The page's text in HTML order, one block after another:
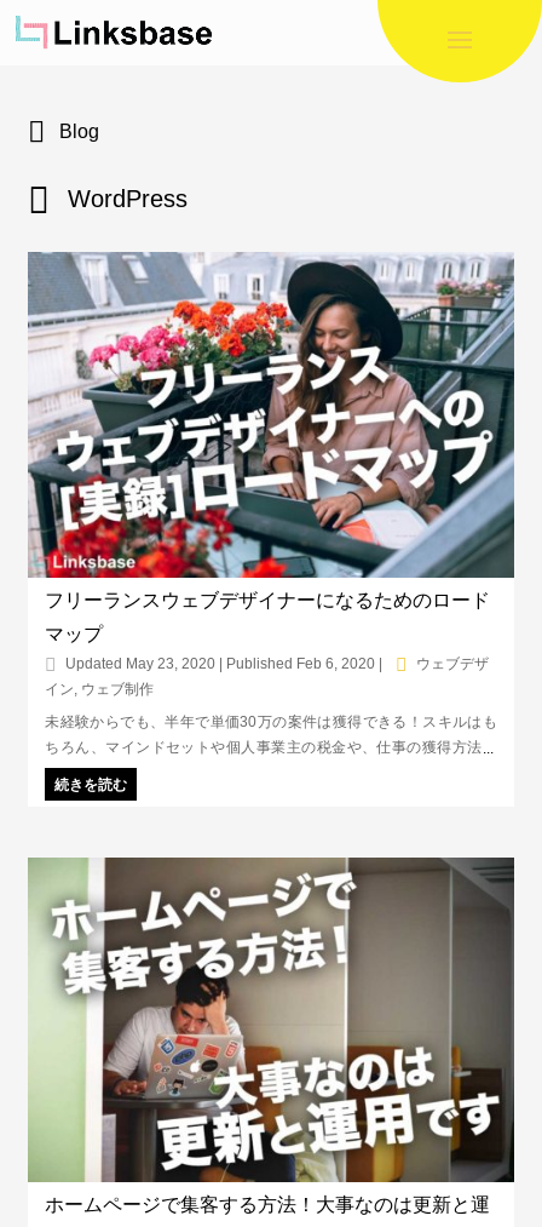
Blog
WordPress
フリーランスウェブデザイナーになるためのロード
マップ
Updated May 23, 2020 | Published Feb 6, 2020 |
ウェブデザ
イン ウェブ制作
未経験からでも、半年で単価30万の案件は獲得できる！スキルはも
ちろん、マインドセットや個人事業主の税金や、仕事の獲得方法な
ど、フリーランスウェブデザイナーとして独り立ちするまでの流れを
まとめたロードマップです。未経験＆初心者のためのハウツー記事
続きを読む
ホームページで集客する方法！大事なのは更新と運